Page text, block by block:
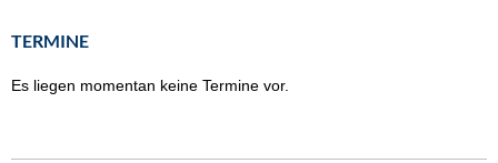
TERMINE
Es liegen momentan keine Termine vor.